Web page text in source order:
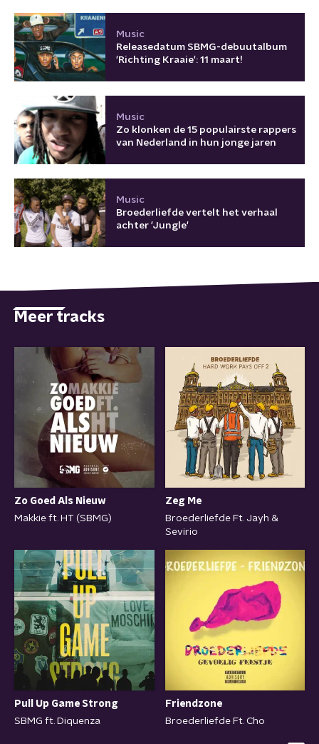
Music
Releasedatum SBMG-debuutalbum
'Richting Kraaie': 11 maart!
Music
Zo klonken de 15 populairste rappers
van Nederland in hun jonge jaren
Music
Broederliefde vertelt het verhaal
achter 'Jungle'
Meer tracks
Zo Goed Als Nieuw
Makkie ft. HT (SBMG)
Zeg Me
Broederliefde Ft. Jayh &
Sevirio
Pull Up Game Strong
SBMG ft. Diquenza
Friendzone
Broederliefde Ft. Cho